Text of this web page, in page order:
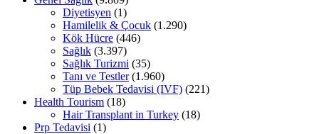
Diyetisyen (1)
Hamilelik & Çocuk (1.290)
Kök Hücre (446)
Sağlık (3.397)
Sağlık Turizmi (35)
Tanı ve Testler(1.960)
Tüp Bebek Tedavisi (IVF) (221)
Health Tourism (18)
Hair Transplant in Turkey (18)
Prp Tedavisi (1)